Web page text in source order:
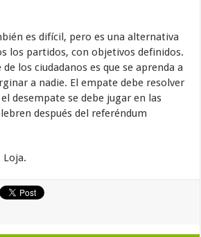
es difícil, pero es una alternativa
los partidos, con objetivos definidos.
los ciudadanos es que se aprenda a
a nadie. El empate debe resolver
desempate se debe jugar en las
después del referéndum
Loja.